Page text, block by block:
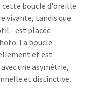
cette boucle d'oreille
vivante, tandis que
- est placée
La boucle
et est
une asymétrie,
et distinctive.